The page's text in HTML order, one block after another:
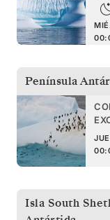
Península
Isla South